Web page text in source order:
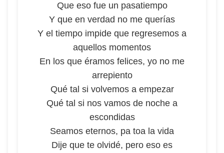
Que eso fue un pasatiempo
Y que en verdad no me querías
Y el tiempo impide que regresemos a
aquellos momentos
En los que éramos felices, yo no me
arrepiento
Qué tal si volvemos a empezar
Qué tal si nos vamos de noche a
escondidas
Seamos eternos, pa toa la vida
Dije que te olvidé, pero eso es